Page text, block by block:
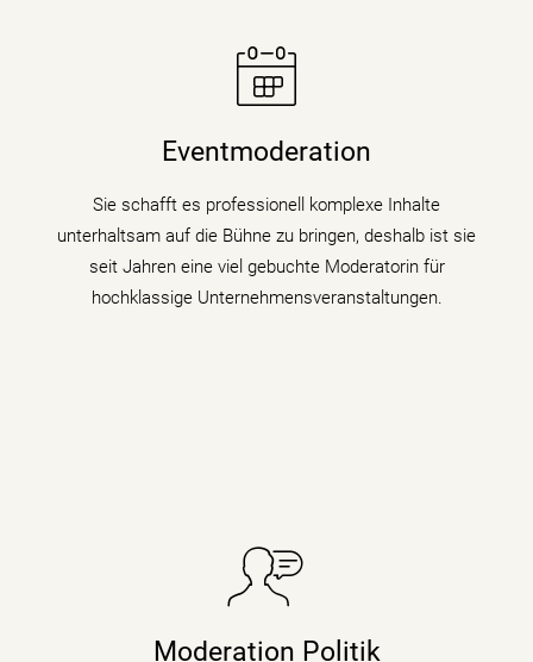
Eventmoderation
Sie schafft es professionell komplexe Inhalte
unterhaltsam auf die Bühne zu bringen, deshalb ist sie
seit Jahren eine viel gebuchte Moderatorin für
hochklassige Unternehmensveranstaltungen.
Moderatorin Christiane Stein verbindet charmant und
unterhaltsam Nachrichtenkompetenz mit den Themen
mehr erfahren
Moderation Politik
Sie taucht in Podiumsdiskussionen, Symposien und
Moderatorin die digitale Transformation indem sie den